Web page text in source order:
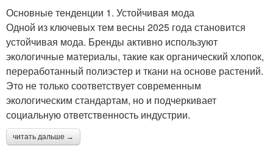
Основные тенденции 1. Устойчивая мода
Одной из ключевых тем весны 2025 года становится
устойчивая мода. Бренды активно используют
экологичные материалы, такие как органический хлопок,
переработанный полиэстер и ткани на основе растений.
Это не только соответствует современным
экологическим стандартам, но и подчеркивает
социальную ответственность индустрии.
читать дальше →